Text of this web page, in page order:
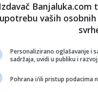
internet portala Banjaluka.com.
komentar bez najave i objašnjenja.
mogućnost da među
Izdavač Banjaluka.com
upotrebu vaših
Personalizirano oglašavanje i
sadržaja, uvidi u publiku i
Pohrana i/ili pristup podacima